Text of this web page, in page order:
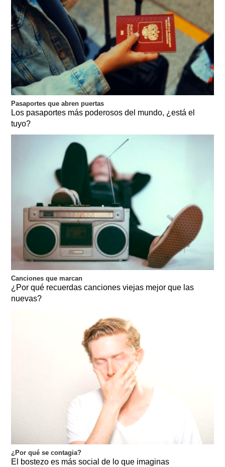
Pasaportes que abren puertas
Los pasaportes más poderosos del mundo, ¿está el
tuyo?
Canciones que marcan
¿Por qué recuerdas canciones viejas mejor que las
nuevas?
¿Por qué se contagia?
El bostezo es más social de lo que imaginas